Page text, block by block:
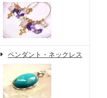
ペンダント・ネックレス